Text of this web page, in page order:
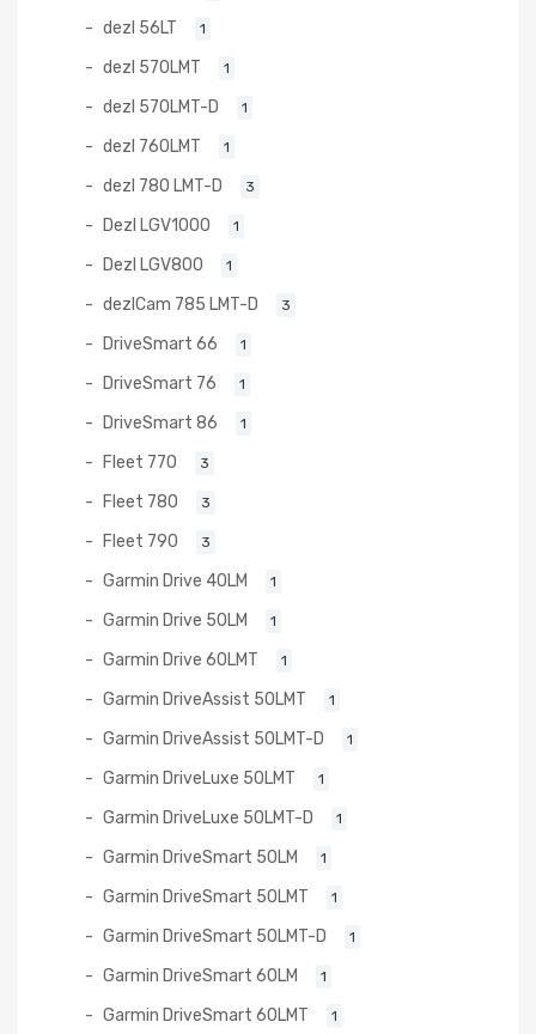
dezl 56LT 1
dezl 570LMT 1
dezl 570LMT-D 1
dezl 760LMT 1
dezl 780 LMT-D 3
Dezl LGV1000 1
Dezl LGV800 1
dezlCam 785 LMT-D 3
DriveSmart 66 1
DriveSmart 76 1
DriveSmart 86 1
Fleet 770 3
Fleet 780 3
Fleet 790 3
Garmin Drive 40LM 1
Garmin Drive 50LM 1
Garmin Drive 60LMT 1
Garmin DriveAssist 50LMT 1
Garmin DriveAssist 50LMT-D 1
Garmin DriveLuxe 50LMT 1
Garmin DriveLuxe 50LMT-D 1
Garmin DriveSmart 50LM 1
Garmin DriveSmart 50LMT 1
Garmin DriveSmart 50LMT-D 1
Garmin DriveSmart 60LM 1
Garmin DriveSmart 60LMT 1